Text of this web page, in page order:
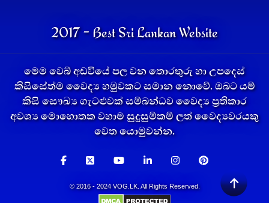
2017 - Best Sri Lankan Website
මෙම වෙබ් අඩවියේ පල වන තොරතුරු හා උපදෙස්
කිසිසේත්ම වෛද්‍ය හමුවකට සමාන නොවේ. ඔබට යම්
කිසි සෞඛ්‍ය ගැටළුවක් සම්බන්ධව වෛද්‍ය ප්‍රතිකාර
අවශ්‍ය මොහොතක වහාම සුදුසුම්කම් ලත් වෛද්‍යවරයකු
වෙත යොමුවන්න.
© 2016 - 2024 VOG.LK. All Rights Reserved.